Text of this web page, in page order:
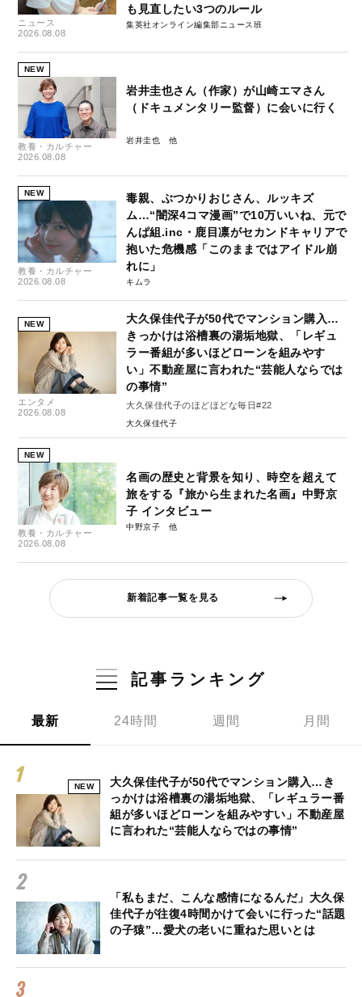
ニュース
2026.08.08
も見直したい3つのルール
集英社オンライン編集部ニュース班
NEW
教養・カルチャー
2026.08.08
岩井圭也さん（作家）が山崎エマさん
（ドキュメンタリー監督）に会いに行く
岩井圭也
NEW
教養・カルチャー
2026.08.08
毒親、ぶつかりおじさん、ルッキズ
ム…“闇深4コマ漫画”で10万いいね、元で
んぱ組.inc・鹿目凛がセカンドキャリアで
抱いた危機感「このままではアイドル崩
れに」
キムラ
NEW
エンタメ
2026.08.08
大久保佳代子が50代でマンション購入…
きっかけは浴槽裏の湯垢地獄、「レギュ
ラー番組が多いほどローンを組みやす
い」不動産屋に言われた“芸能人ならでは
の事情”
大久保佳代子のほどほどな毎日#22
大久保佳代子
NEW
教養・カルチャー
2026.08.08
名画の歴史と背景を知り、時空を超えて
旅をする『旅から生まれた名画』中野京
子 インタビュー
中野京子
新着記事一覧を見る
記事ランキング
最新 24時間 週間 月間
NEW
大久保佳代子が50代でマンション購入…き
っかけは浴槽裏の湯垢地獄、「レギュラー番
組が多いほどローンを組みやすい」不動産屋
に言われた“芸能人ならではの事情”
「私もまだ、こんな感情になるんだ」大久保
佳代子が往復4時間かけて会いに行った“話題
の子猿”…愛犬の老いに重ねた思いとは